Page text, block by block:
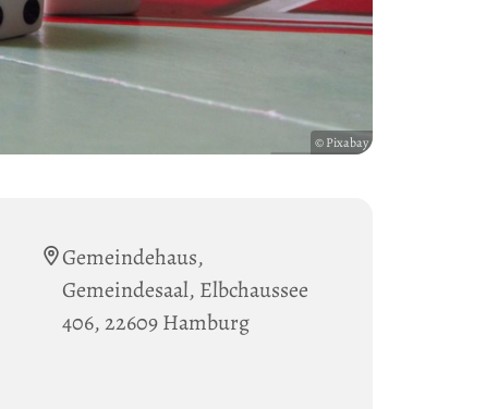
© Pixabay
Gemeindehaus,
Gemeindesaal, Elbchaussee
406, 22609 Hamburg